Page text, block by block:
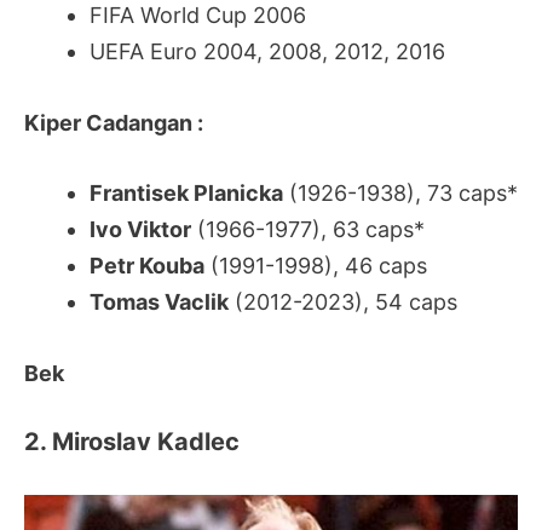
FIFA World Cup 2006
UEFA Euro 2004, 2008, 2012, 2016
Kiper Cadangan :
Frantisek Planicka (1926-1938), 73 caps*
Ivo Viktor (1966-1977), 63 caps*
Petr Kouba (1991-1998), 46 caps
Tomas Vaclik (2012-2023), 54 caps
Bek
2. Miroslav Kadlec